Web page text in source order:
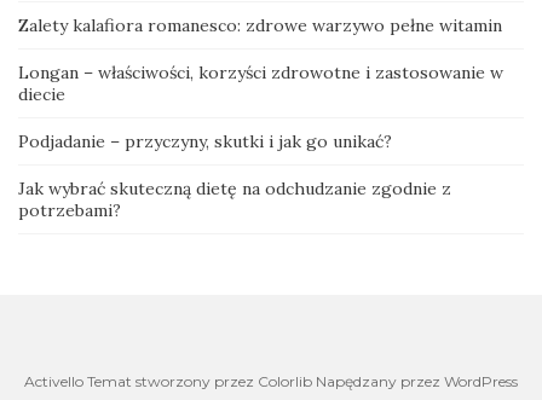
Zalety kalafiora romanesco: zdrowe warzywo pełne witamin
Longan – właściwości, korzyści zdrowotne i zastosowanie w
diecie
Podjadanie – przyczyny, skutki i jak go unikać?
Jak wybrać skuteczną dietę na odchudzanie zgodnie z
potrzebami?
Activello Temat stworzony przez Colorlib Napędzany przez WordPress